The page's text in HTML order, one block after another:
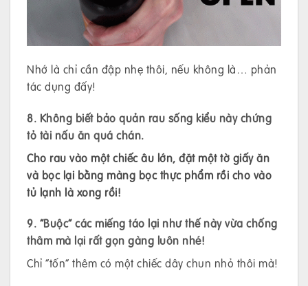
Nhớ là chỉ cần đập nhẹ thôi, nếu không là… phản
tác dụng đấy!
8. Không biết bảo quản rau sống kiểu này chứng
tỏ tài nấu ăn quá chán.
Cho rau vào một chiếc âu lớn, đặt một tờ giấy ăn
và bọc lại bằng màng bọc thực phẩm rồi cho vào
tủ lạnh là xong rồi!
9. “Buộc” các miếng táo lại như thế này vừa chống
thâm mà lại rất gọn gàng luôn nhé!
Chỉ “tốn” thêm có một chiếc dây chun nhỏ thôi mà!